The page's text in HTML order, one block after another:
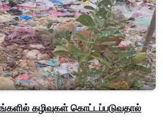
கழிவுகள் கொட்டப்படுவதால்